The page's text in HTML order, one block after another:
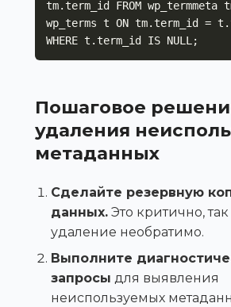
tm.term_id FROM wp_termmeta
wp_terms t ON tm.term_id =
WHERE t.term_id IS NULL;
Пошаговое
удаления
метаданных
Сделайте резервную
данных. Это критично, так
удаление необратимо.
Выполните
запросы для выявления
неиспользуемых